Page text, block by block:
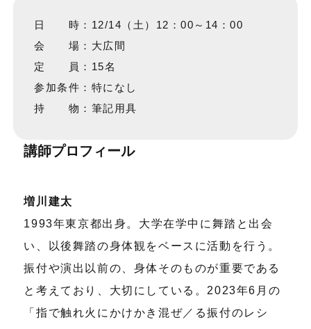
日 時：12/14（土）12：00～14：00
会 場：大広間
定 員：15名
参加条件：特になし
持 物：筆記用具
講師プロフィール
増川建太
1993年東京都出身。大学在学中に舞踏と出会
い、以後舞踏の身体観をベースに活動を行う。
振付や演出以前の、身体そのものが重要である
と考えており、大切にしている。2023年6月の
「指で触れ火にかけかき混ぜ／る振付のレシ